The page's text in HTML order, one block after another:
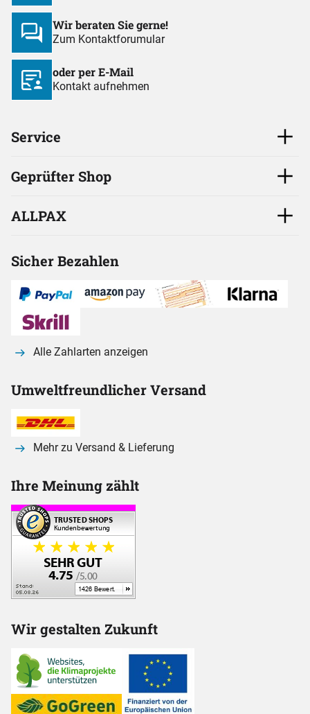
Wir beraten Sie gerne!
Zum Kontaktforumular
oder per E-Mail
Kontakt aufnehmen
Service
Geprüfter Shop
ALLPAX
Sicher Bezahlen
Alle Zahlarten anzeigen
Umweltfreundlicher Versand
Mehr zu Versand & Lieferung
Ihre Meinung zählt
Wir gestalten Zukunft